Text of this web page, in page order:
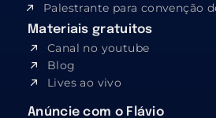
Palestrante para convenção
Materiais gratuitos
Canal no youtube
Blog
Lives ao vivo
Anúncie com o Flávio